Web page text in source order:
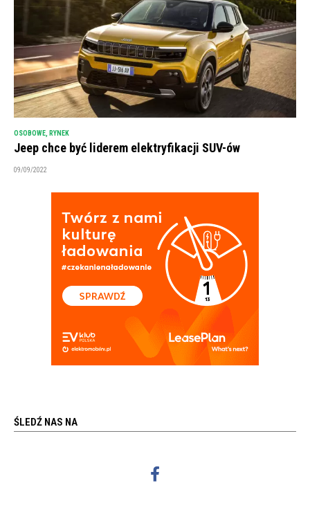
OSOBOWE RYNEK
Jeep chce być liderem elektryfikacji SUV-ów
09/09/2022
ŚLEDŹ NAS NA